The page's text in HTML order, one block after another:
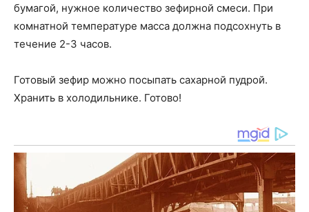
бумагой, нужное количество зефирной смеси. При
комнатной температуре масса должна подсохнуть в
течение 2-3 часов.
Готовый зефир можно посыпать сахарной пудрой.
Хранить в холодильнике. Готово!